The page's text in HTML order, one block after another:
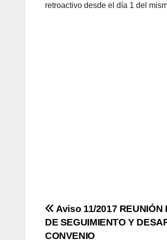
retroactivo desde el día 1 del
Navegación
de
Aviso 11/2017 REUNIÓN
DE SEGUIMIENTO Y
CONVENIO